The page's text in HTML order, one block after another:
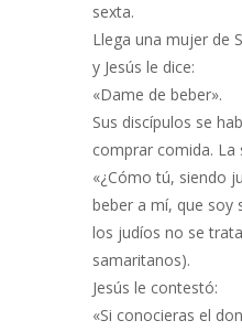
sexta.
Llega una mujer de
y Jesús le dice:
«Dame de beber».
Sus discípulos se
comprar comida. La
«¿Cómo tú, siendo
beber a mí, que soy
los judíos no se
samaritanos).
Jesús le contestó:
«Si conocieras el